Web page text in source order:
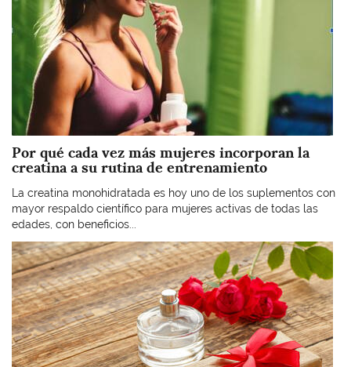
Por qué cada vez más mujeres incorporan la
creatina a su rutina de entrenamiento
La creatina monohidratada es hoy uno de los suplementos con
mayor respaldo científico para mujeres activas de todas las
edades, con beneficios...
Imagen